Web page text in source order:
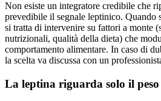
Non esiste un integratore credibile che
prevedibile il segnale leptinico. Quando
si tratta di intervenire su fattori a monte
nutrizionali, qualità della dieta) che
comportamento alimentare. In caso di
la scelta va discussa con un
La leptina riguarda solo il